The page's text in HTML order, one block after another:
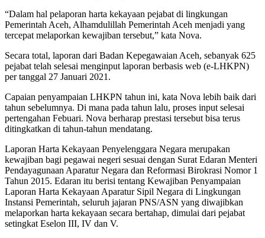
“Dalam hal pelaporan harta kekayaan pejabat di lingkungan
Pemerintah Aceh, Alhamdulillah Pemerintah Aceh menjadi yang
tercepat melaporkan kewajiban tersebut,” kata Nova.
Secara total, laporan dari Badan Kepegawaian Aceh, sebanyak 625
pejabat telah selesai menginput laporan berbasis web (e-LHKPN)
per tanggal 27 Januari 2021.
Capaian penyampaian LHKPN tahun ini, kata Nova lebih baik dari
tahun sebelumnya. Di mana pada tahun lalu, proses input selesai
pertengahan Febuari. Nova berharap prestasi tersebut bisa terus
ditingkatkan di tahun-tahun mendatang.
Laporan Harta Kekayaan Penyelenggara Negara merupakan
kewajiban bagi pegawai negeri sesuai dengan Surat Edaran Menteri
Pendayagunaan Aparatur Negara dan Reformasi Birokrasi Nomor 1
Tahun 2015. Edaran itu berisi tentang Kewajiban Penyampaian
Laporan Harta Kekayaan Aparatur Sipil Negara di Lingkungan
Instansi Pemerintah, seluruh jajaran PNS/ASN yang diwajibkan
melaporkan harta kekayaan secara bertahap, dimulai dari pejabat
setingkat Eselon III, IV dan V.